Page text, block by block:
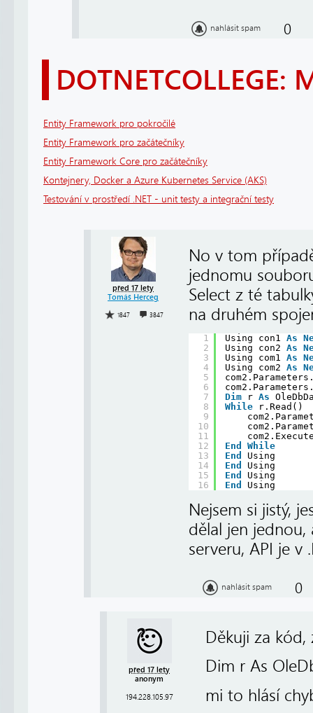
nahlásit spam 0
DOTNETCOLLEGE:
Entity Framework pro pokročilé
Entity Framework pro začátečníky
Entity Framework Core pro začátečníky
Kontejnery, Docker a Azure Kubernetes Service (AKS)
Testování v prostředí .NET - unit testy a integrační testy
před 17 lety
Tomáš Herceg
1847 3847
No v tom
jednomu
Select z té
na druhém
1
2
3
4
5
6
7
8
9
10
11
12
13
14
15
16
Using con1 As
Using con2 As
Using com1 As
Using com2 As
Dim
r As
While
r.Read()
End
While
End
Using
End
Using
End
Using
End
Using
Nejsem si jistý,
dělal jen
serveru, API je v
nahlásit spam 0
před 17 lety
anonym
194.228.105.97
Děkuji za
Dim r As
mi to hlásí